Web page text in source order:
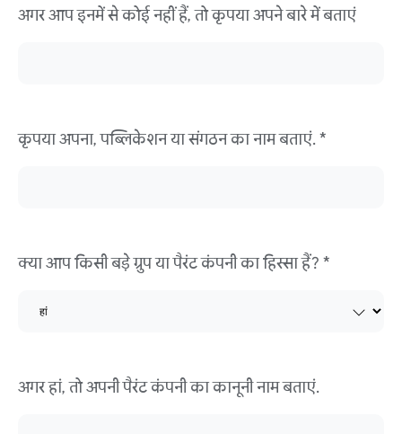
अगर आप इनमें से कोई नहीं हैं, तो कृपया अपने बारे में बताएं
कृपया अपना, पब्लिकेशन या संगठन का नाम बताएं. *
क्या आप किसी बड़े ग्रुप या पैरंट कंपनी का हिस्सा हैं? *
अगर हां, तो अपनी पैरंट कंपनी का कानूनी नाम बताएं.